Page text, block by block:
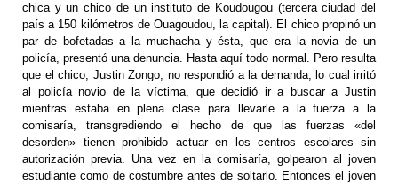
chica y un chico de un instituto de Koudougou (tercera ciudad del
país a 150 kilómetros de Ouagoudou, la capital). El chico propinó un
par de bofetadas a la muchacha y ésta, que era la novia de un
policía, presentó una denuncia. Hasta aquí todo normal. Pero resulta
que el chico, Justin Zongo, no respondió a la demanda, lo cual irritó
al policía novio de la víctima, que decidió ir a buscar a Justin
mientras estaba en plena clase para llevarle a la fuerza a la
comisaría, transgrediendo el hecho de que las fuerzas «del
desorden» tienen prohibido actuar en los centros escolares sin
autorización previa. Una vez en la comisaría, golpearon al joven
estudiante como de costumbre antes de soltarlo. Entonces el joven